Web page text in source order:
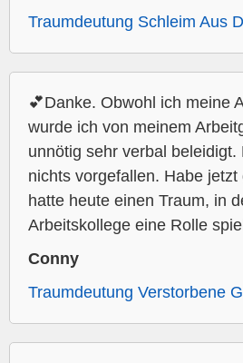
Traumdeutung Schleim Aus
💕Danke. Obwohl ich meine
wurde ich von meinem
unnötig sehr verbal
nichts vorgefallen. Habe jetzt
hatte heute einen Traum, in
Arbeitskollege eine Rolle
Conny
Traumdeutung Verstorbene